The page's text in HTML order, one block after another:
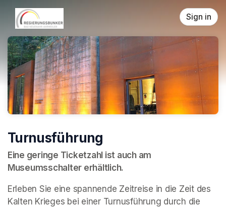
Skip header
Sign in
Turnusführung
Eine geringe Ticketzahl ist auch am
Museumsschalter erhältlich.
Erleben Sie eine spannende Zeitreise in die Zeit des
Kalten Krieges bei einer Turnusführung durch die